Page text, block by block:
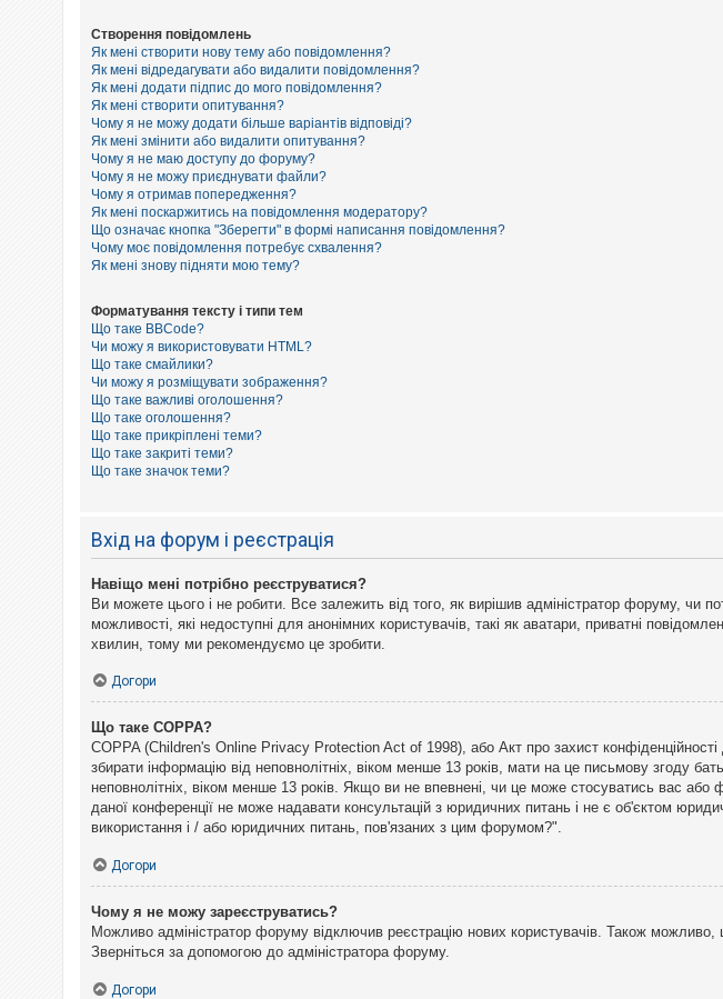
Створення повідомлень
Як мені створити нову тему або повідомлення?
Як мені відредагувати або видалити повідомлення?
Як мені додати підпис до мого повідомлення?
Як мені створити опитування?
Чому я не можу додати більше варіантів відповіді?
Як мені змінити або видалити опитування?
Чому я не маю доступу до форуму?
Чому я не можу приєднувати файли?
Чому я отримав попередження?
Як мені поскаржитись на повідомлення модератору?
Що означає кнопка "Зберегти" в формі написання повідомлення?
Чому моє повідомлення потребує схвалення?
Як мені знову підняти мою тему?
Форматування тексту і типи тем
Що таке BBCode?
Чи можу я використовувати HTML?
Що таке смайлики?
Чи можу я розміщувати зображення?
Що таке важливі оголошення?
Що таке оголошення?
Що таке прикріплені теми?
Що таке закриті теми?
Що таке значок теми?
Вхід на форум і реєстрація
Навіщо мені потрібно реєструватися?
Ви можете цього і не робити. Все залежить від того, як вирішив адміністратор форуму, чи
можливості, які недоступні для анонімних користувачів, такі як аватари, приватні
хвилин, тому ми рекомендуємо це зробити.
Догори
Що таке COPPA?
COPPA (Children's Online Privacy Protection Act of 1998), або Акт про захист
збирати інформацію від неповнолітніх, віком менше 13 років, мати на це письмову згоду
неповнолітніх, віком менше 13 років. Якщо ви не впевнені, чи це може стосуватись вас
даної конференції не може надавати консультацій з юридичних питань і не є об'єктом
використання і / або юридичних питань, пов'язаних з цим форумом?".
Догори
Чому я не можу зареєструватись?
Можливо адміністратор форуму відключив реєстрацію нових користувачів. Також
Зверніться за допомогою до адміністратора форуму.
Догори